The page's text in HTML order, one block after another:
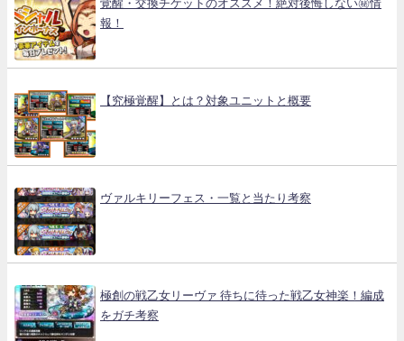
覚醒・交換チケットのオススメ！絶対後悔しない㊙情
報！
【究極覚醒】とは？対象ユニットと概要
ヴァルキリーフェス・一覧と当たり考察
極創の戦乙女リーヴァ 待ちに待った戦乙女神楽！編成
をガチ考察